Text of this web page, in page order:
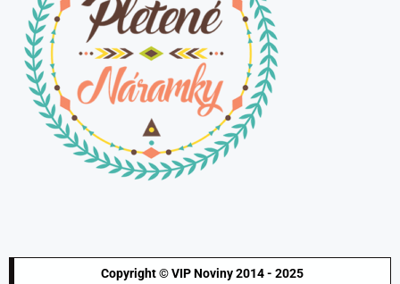
Copyright © VIP Noviny 2014 - 2025